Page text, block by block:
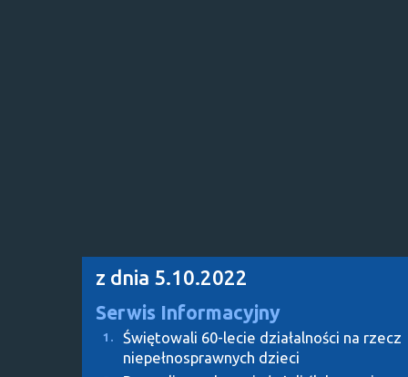
z dnia 5.10.2022
Serwis Informacyjny
1.
Świętowali 60-lecie działalności na rzecz
niepełnosprawnych dzieci